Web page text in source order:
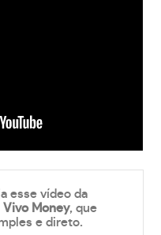
esse vídeo da
Vivo Money, que
e direto.